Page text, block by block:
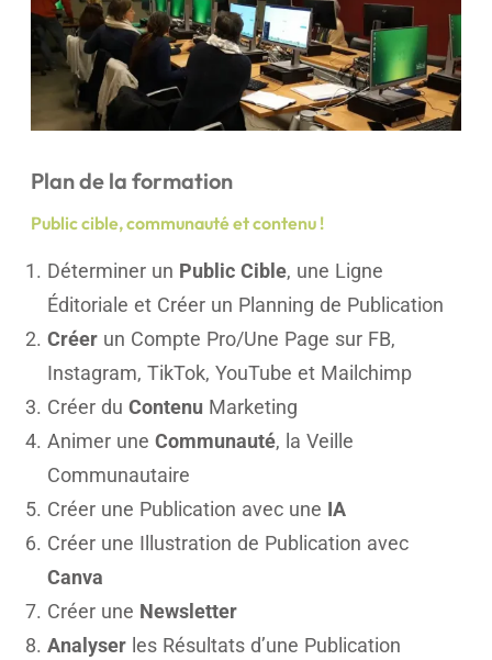
Plan de la formation
Public cible, communauté et contenu !
Déterminer un Public Cible, une Ligne
Éditoriale et Créer un Planning de Publication
Créer un Compte Pro/Une Page sur FB,
Instagram, TikTok, YouTube et Mailchimp​
Créer du Contenu Marketing
Animer une Communauté, la Veille
Communautaire
Créer une Publication avec une IA
Créer une Illustration de Publication avec
Canva
Créer une Newsletter
Analyser les Résultats d’une Publication